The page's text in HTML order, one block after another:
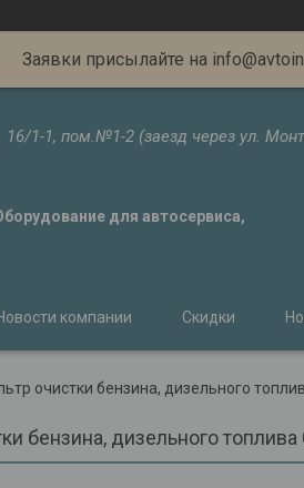
Заявки присылайте на
1-1, пом.№1-2 (заезд через ул.
для автосервиса,
компании Скидки
очистки бензина, дизельного
бензина, дизельного